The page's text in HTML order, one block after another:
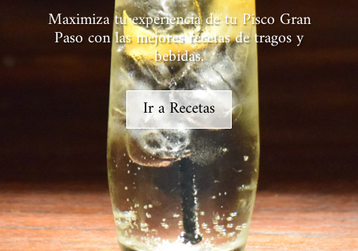
Maximiza tu experiencia de tu Pisco Gran
Paso con las mejores recetas de tragos y
bebidas.
Ir a Recetas